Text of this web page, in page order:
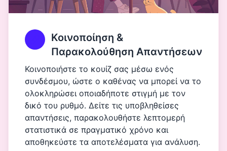
Κοινοποίηση &
Παρακολούθηση Απαντήσεων
Κοινοποιήστε το κουίζ σας μέσω ενός
συνδέσμου, ώστε ο καθένας να μπορεί να το
ολοκληρώσει οποιαδήποτε στιγμή με τον
δικό του ρυθμό. Δείτε τις υποβληθείσες
απαντήσεις, παρακολουθήστε λεπτομερή
στατιστικά σε πραγματικό χρόνο και
αποθηκεύστε τα αποτελέσματα για ανάλυση.